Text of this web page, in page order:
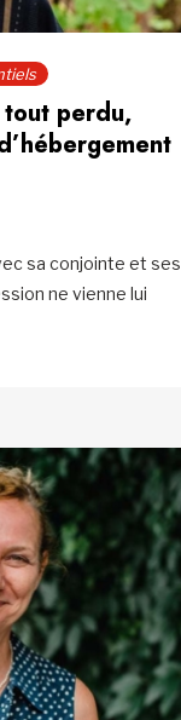
perdu,
sa conjointe et ses
ne vienne lui